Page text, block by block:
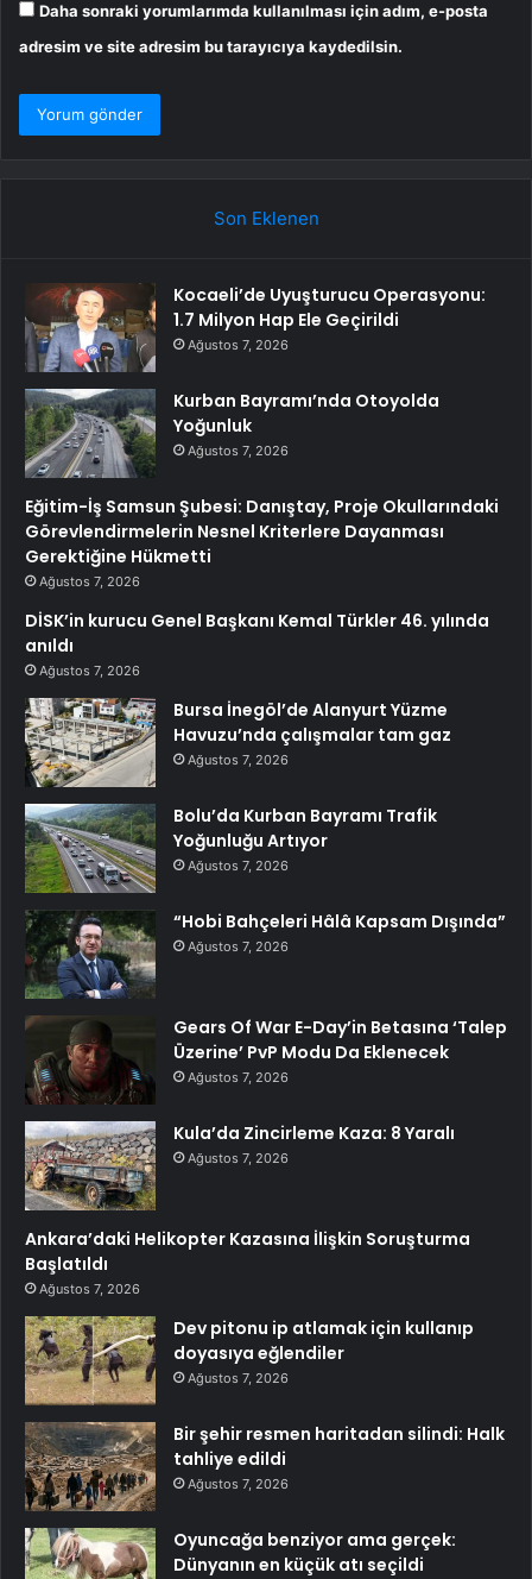
Daha sonraki yorumlarımda kullanılması için adım, e-posta
adresim ve site adresim bu tarayıcıya kaydedilsin.
Son Eklenen
Kocaeli’de Uyuşturucu Operasyonu:
1.7 Milyon Hap Ele Geçirildi
Ağustos 7, 2026
Kurban Bayramı’nda Otoyolda
Yoğunluk
Ağustos 7, 2026
Eğitim-İş Samsun Şubesi: Danıştay, Proje Okullarındaki
Görevlendirmelerin Nesnel Kriterlere Dayanması
Gerektiğine Hükmetti
Ağustos 7, 2026
DİSK’in kurucu Genel Başkanı Kemal Türkler 46. yılında
anıldı
Ağustos 7, 2026
Bursa İnegöl’de Alanyurt Yüzme
Havuzu’nda çalışmalar tam gaz
Ağustos 7, 2026
Bolu’da Kurban Bayramı Trafik
Yoğunluğu Artıyor
Ağustos 7, 2026
“Hobi Bahçeleri Hâlâ Kapsam Dışında”
Ağustos 7, 2026
Gears Of War E-Day’in Betasına ‘Talep
Üzerine’ PvP Modu Da Eklenecek
Ağustos 7, 2026
Kula’da Zincirleme Kaza: 8 Yaralı
Ağustos 7, 2026
Ankara’daki Helikopter Kazasına İlişkin Soruşturma
Başlatıldı
Ağustos 7, 2026
Dev pitonu ip atlamak için kullanıp
doyasıya eğlendiler
Ağustos 7, 2026
Bir şehir resmen haritadan silindi: Halk
tahliye edildi
Ağustos 7, 2026
Oyuncağa benziyor ama gerçek:
Dünyanın en küçük atı seçildi